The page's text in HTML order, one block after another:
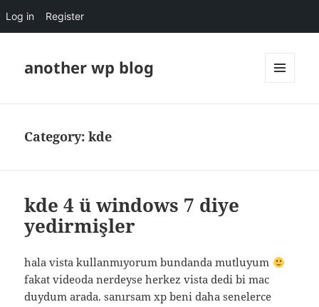
Log in Register
another wp blog
Category:kde
kde 4 ü windows 7 diye
yedirmişler
hala vista kullanmıyorum bundanda mutluyum
fakat videoda nerdeyse herkez vista dedi bi mac
duydum arada. sanırsam xp beni daha senelerce